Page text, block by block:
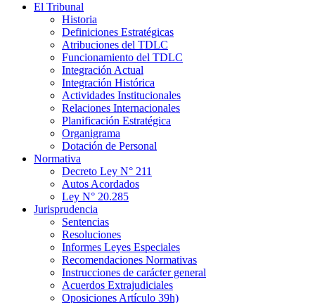
El Tribunal
Historia
Definiciones Estratégicas
Atribuciones del TDLC
Funcionamiento del TDLC
Integración Actual
Integración Histórica
Actividades Institucionales
Relaciones Internacionales
Planificación Estratégica
Organigrama
Dotación de Personal
Normativa
Decreto Ley N° 211
Autos Acordados
Ley N° 20.285
Jurisprudencia
Sentencias
Resoluciones
Informes Leyes Especiales
Recomendaciones Normativas
Instrucciones de carácter general
Acuerdos Extrajudiciales
Oposiciones Artículo 39h)